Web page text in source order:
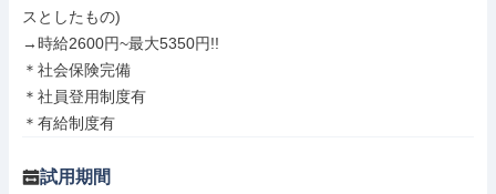
スとしたもの)
→時給2600円~最大5350円!!
＊社会保険完備
＊社員登用制度有
＊有給制度有
試用期間